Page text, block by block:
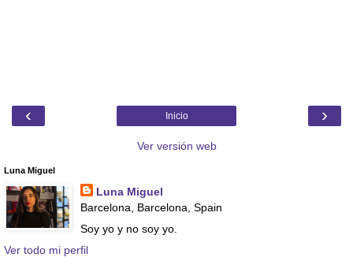
‹ ›
Inicio
Ver versión web
Luna Miguel
Luna Miguel
Barcelona, Barcelona, Spain
Soy yo y no soy yo.
Ver todo mi perfil